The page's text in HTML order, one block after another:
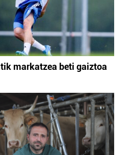
markatzea beti gaiztoa